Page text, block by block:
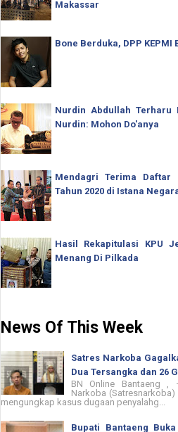
Makassar
Bone Berduka, DPP
Nurdin Abdullah Terharu
Nurdin: Mohon Do'anya
Mendagri Terima Daftar
Tahun 2020 di Istana
Hasil Rekapitulasi KPU
Menang Di Pilkada
News Of This Week
Satres Narkoba
Dua Tersangka dan 26
BN Online Bantaeng ,
Narkoba (Satresnarkoba)
mengungkap kasus dugaan penyalahg...
Bupati Bantaeng